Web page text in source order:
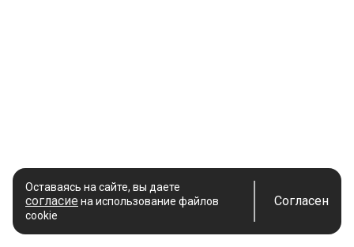
Оставаясь на сайте, вы даете
согласие на использование файлов
cookie
Согласен